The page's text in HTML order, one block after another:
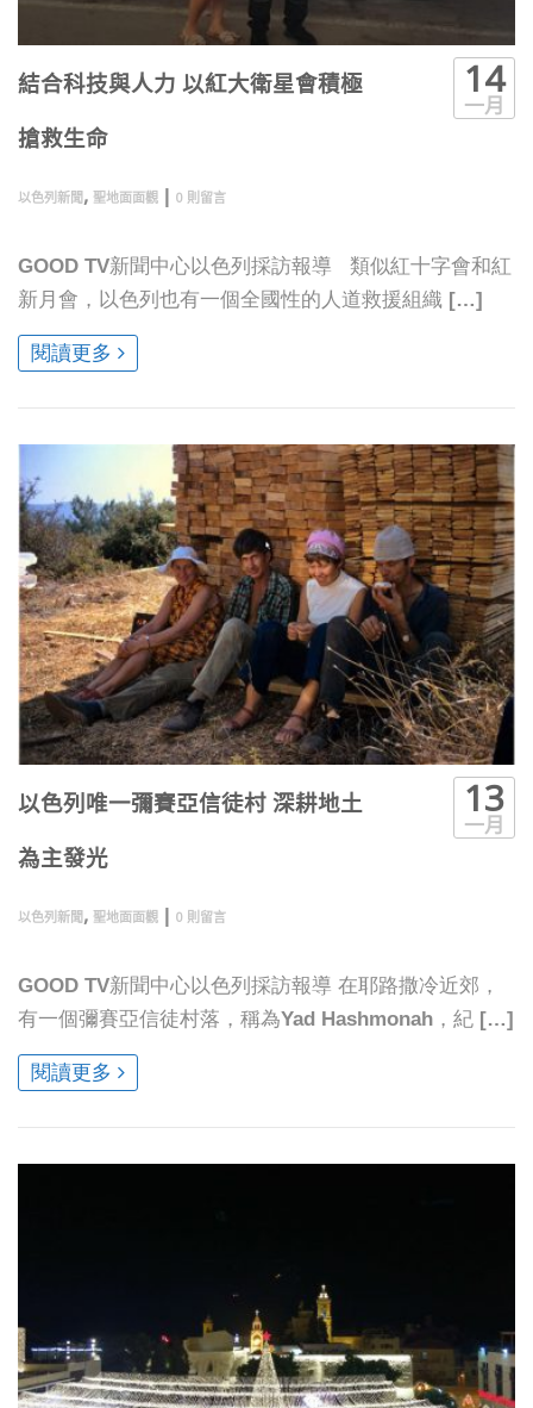
結合科技與人力 以紅大衛星會積極
搶救生命
以色列新聞 , 聖地面面觀 | 0 則留言
14
一月
GOOD TV新聞中心以色列採訪報導 類似紅十字會和紅
新月會，以色列也有一個全國性的人道救援組織 […]
閱讀更多
以色列唯一彌賽亞信徒村 深耕地土
為主發光
以色列新聞 , 聖地面面觀 | 0 則留言
13
一月
GOOD TV新聞中心以色列採訪報導 在耶路撒冷近郊，
有一個彌賽亞信徒村落，稱為Yad Hashmonah，紀 […]
閱讀更多